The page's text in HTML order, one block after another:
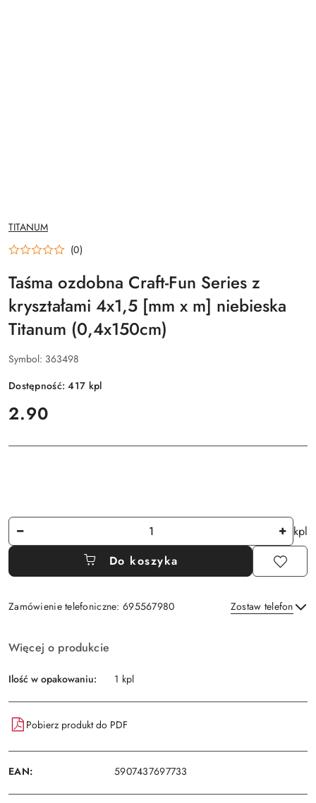
NAZWA
PRODUCENTA:
TITANUM
(0)
Taśma ozdobna Craft-Fun Series z
kryształami 4x1,5 [mm x m] niebieska
Titanum (0,4x150cm)
Symbol: 363498
Dostępność:417 kpl
cena:
2.90
Ilość
kpl
Do koszyka
Zamówienie telefoniczne: 695567980 Zostaw telefon
i
dostawa
Więcej o produkcie
Ilość w opakowaniu: 1 kpl
Pobierz produkt do PDF
EAN: 5907437697733